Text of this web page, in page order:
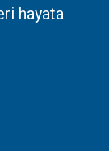
hayata